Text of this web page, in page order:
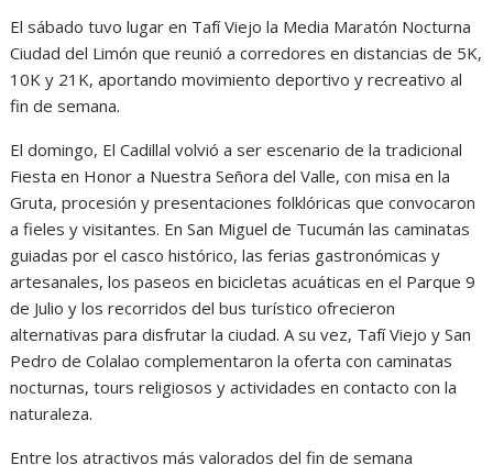
El sábado tuvo lugar en Tafí Viejo la Media Maratón Nocturna
Ciudad del Limón que reunió a corredores en distancias de 5K,
10K y 21K, aportando movimiento deportivo y recreativo al
fin de semana.
El domingo, El Cadillal volvió a ser escenario de la tradicional
Fiesta en Honor a Nuestra Señora del Valle, con misa en la
Gruta, procesión y presentaciones folklóricas que convocaron
a fieles y visitantes. En San Miguel de Tucumán las caminatas
guiadas por el casco histórico, las ferias gastronómicas y
artesanales, los paseos en bicicletas acuáticas en el Parque 9
de Julio y los recorridos del bus turístico ofrecieron
alternativas para disfrutar la ciudad. A su vez, Tafí Viejo y San
Pedro de Colalao complementaron la oferta con caminatas
nocturnas, tours religiosos y actividades en contacto con la
naturaleza.
Entre los atractivos más valorados del fin de semana